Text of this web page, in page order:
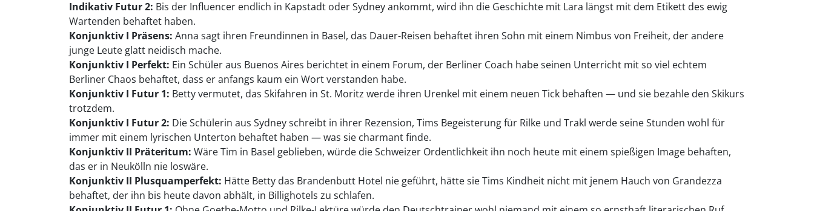
Indikativ Futur 2: Bis der Influencer endlich in Kapstadt oder Sydney ankommt, wird ihn die Geschichte mit Lara längst mit dem Etikett des ewig
Wartenden behaftet haben.
Konjunktiv I Präsens: Anna sagt ihren Freundinnen in Basel, das Dauer-Reisen behaftet ihren Sohn mit einem Nimbus von Freiheit, der andere
junge Leute glatt neidisch mache.
Konjunktiv I Perfekt: Ein Schüler aus Buenos Aires berichtet in einem Forum, der Berliner Coach habe seinen Unterricht mit so viel echtem
Berliner Chaos behaftet, dass er anfangs kaum ein Wort verstanden habe.
Konjunktiv I Futur 1: Betty vermutet, das Skifahren in St. Moritz werde ihren Urenkel mit einem neuen Tick behaften — und sie bezahle den Skikurs
trotzdem.
Konjunktiv I Futur 2: Die Schülerin aus Sydney schreibt in ihrer Rezension, Tims Begeisterung für Rilke und Trakl werde seine Stunden wohl für
immer mit einem lyrischen Unterton behaftet haben — was sie charmant finde.
Konjunktiv II Präteritum: Wäre Tim in Basel geblieben, würde die Schweizer Ordentlichkeit ihn noch heute mit einem spießigen Image behaften,
das er in Neukölln nie loswäre.
Konjunktiv II Plusquamperfekt: Hätte Betty das Brandenbutt Hotel nie geführt, hätte sie Tims Kindheit nicht mit jenem Hauch von Grandezza
behaftet, der ihn bis heute davon abhält, in Billighotels zu schlafen.